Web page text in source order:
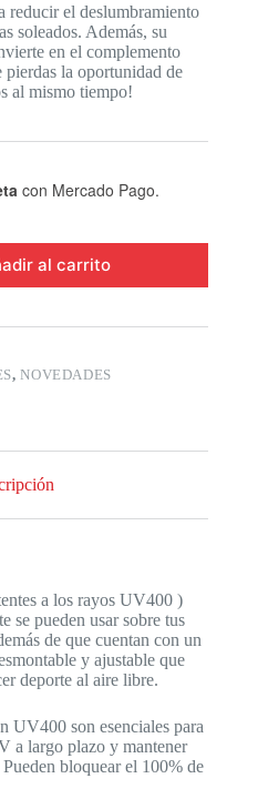
reducir el deslumbramiento
soleados. Además, su
en el complemento
la oportunidad de
al mismo tiempo!
con Mercado Pago.
al carrito
,NOVEDADES
a los rayos UV400 )
se pueden usar sobre tus
de que cuentan con un
y ajustable que
deporte al aire libre.
UV400 son esenciales para
a largo plazo y mantener
bloquear el 100% de